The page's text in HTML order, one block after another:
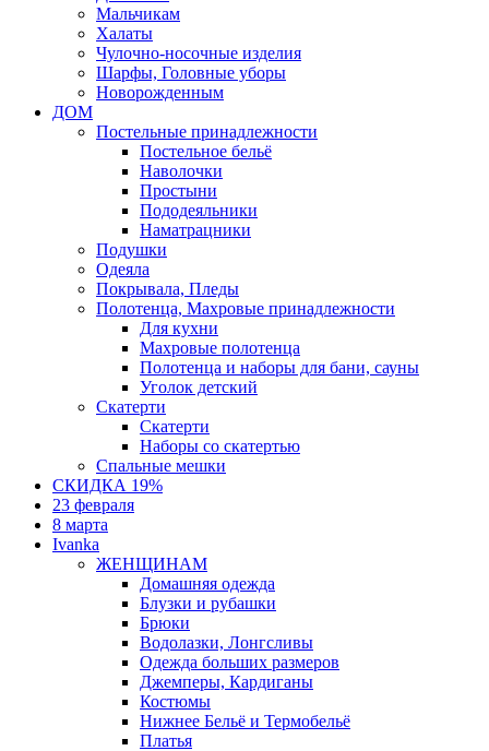
Мальчикам
Халаты
Чулочно-носочные изделия
Шарфы, Головные уборы
Новорожденным
ДОМ
Постельные принадлежности
Постельное бельё
Наволочки
Простыни
Пододеяльники
Наматрацники
Подушки
Одеяла
Покрывала, Пледы
Полотенца, Махровые принадлежности
Для кухни
Махровые полотенца
Полотенца и наборы для бани, сауны
Уголок детский
Скатерти
Скатерти
Наборы со скатертью
Спальные мешки
СКИДКА 19%
23 февраля
8 марта
Ivanka
ЖЕНЩИНАМ
Домашняя одежда
Блузки и рубашки
Брюки
Водолазки, Лонгсливы
Одежда больших размеров
Джемперы, Кардиганы
Костюмы
Нижнее Бельё и Термобельё
Платья